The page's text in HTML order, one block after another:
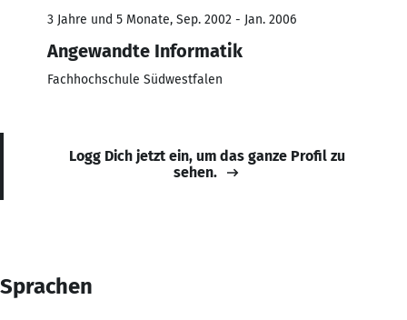
3 Jahre und 5 Monate, Sep. 2002 - Jan. 2006
Angewandte Informatik
Fachhochschule Südwestfalen
Logg Dich jetzt ein, um das ganze Profil zu
sehen.
Sprachen